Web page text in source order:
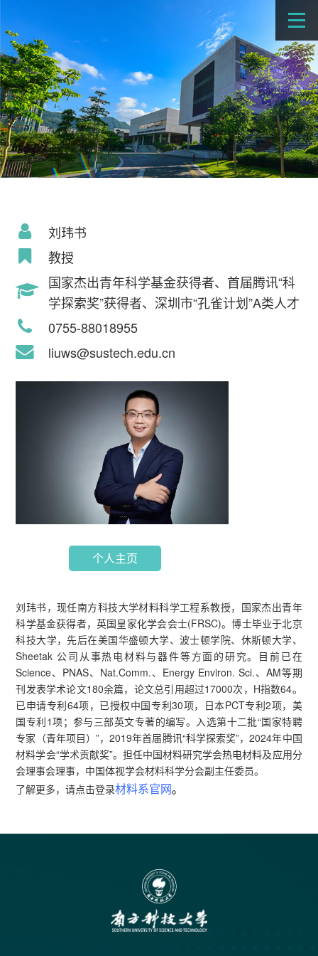
刘玮书
教授
国家杰出青年科学基金获得者、首届腾讯“科
学探索奖”获得者、深圳市“孔雀计划”A类人才
0755-88018955
liuws@sustech.edu.cn
个人主页
刘玮书，现任南方科技大学材料科学工程系教授，国家杰出青年
科学基金获得者，英国皇家化学会会士(FRSC)。博士毕业于北京
科技大学，先后在美国华盛顿大学、波士顿学院、休斯顿大学、
Sheetak 公司从事热电材料与器件等方面的研究。目前已在
Science、PNAS、Nat.Comm.、Energy Environ. Sci.、AM等期
刊发表学术论文180余篇，论文总引用超过17000次，H指数64。
已申请专利64项，已授权中国专利30项，日本PCT专利2项，美
国专利1项；参与三部英文专著的编写。入选第十二批“国家特聘
专家（青年项目）”，2019年首届腾讯“科学探索奖”，2024年中国
材料学会“学术贡献奖”。担任中国材料研究学会热电材料及应用分
会理事会理事，中国体视学会材料科学分会副主任委员。
了解更多，请点击登录材料系官网。